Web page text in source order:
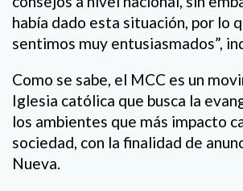
había dado esta situación, por lo
sentimos muy entusiasmados”,
Como se sabe, el MCC es un
Iglesia católica que busca la
los ambientes que más impacto
sociedad, con la finalidad de
Nueva.